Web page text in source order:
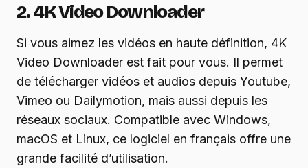
2. 4K Video Downloader
Si vous aimez les vidéos en haute définition, 4K
Video Downloader est fait pour vous. Il permet
de télécharger vidéos et audios depuis Youtube,
Vimeo ou Dailymotion, mais aussi depuis les
réseaux sociaux. Compatible avec Windows,
macOS et Linux, ce logiciel en français offre une
grande facilité d’utilisation.